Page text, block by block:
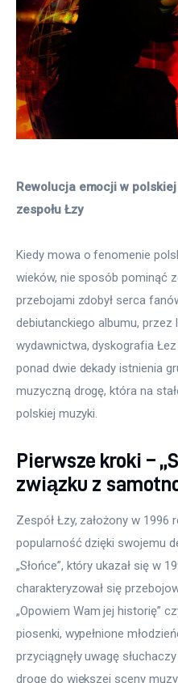
Zdrowie
Rewolucja emocji w
zespołu Łzy
Kiedy mowa o fenomenie
wieków, nie sposób pominąć
przebojami zdobył serca
debiutanckiego albumu, przez
wydawnictwa, dyskografia
ponad dwie dekady istnienia
muzyczną drogę, która na
polskiej muzyki.
Pierwsze kroki –
związku z
Zespół Łzy, założony w 1996
popularność dzięki swojemu
„Słońce”, który ukazał się w
charakteryzował się
„Opowiem Wam jej historię”
piosenki, wypełnione
przyciągnęły uwagę
drogę do większej sceny